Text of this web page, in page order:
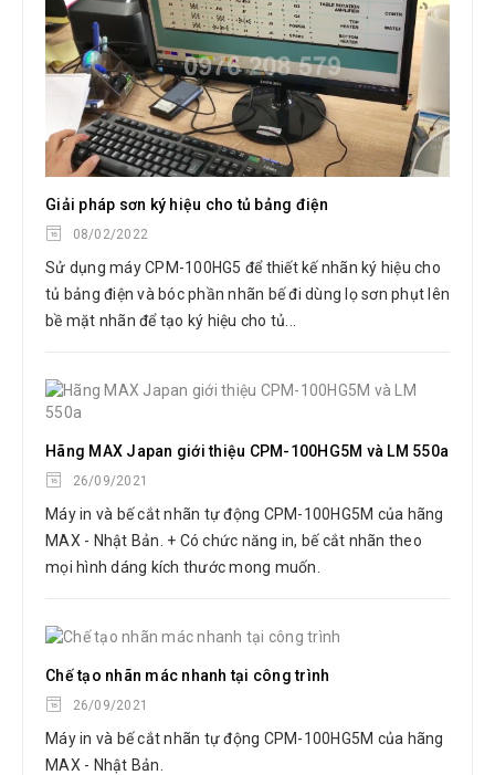
Giải pháp sơn ký hiệu cho tủ bảng điện
08/02/2022
Sử dụng máy CPM-100HG5 để thiết kế nhãn ký hiệu cho
tủ bảng điện và bóc phần nhãn bế đi dùng lọ sơn phụt lên
bề mặt nhãn để tạo ký hiệu cho tủ...
Hãng MAX Japan giới thiệu CPM-100HG5M và LM 550a
26/09/2021
Máy in và bế cắt nhãn tự động CPM-100HG5M của hãng
MAX - Nhật Bản. + Có chức năng in, bế cắt nhãn theo
mọi hình dáng kích thước mong muốn.
Chế tạo nhãn mác nhanh tại công trình
26/09/2021
Máy in và bế cắt nhãn tự động CPM-100HG5M của hãng
MAX - Nhật Bản.